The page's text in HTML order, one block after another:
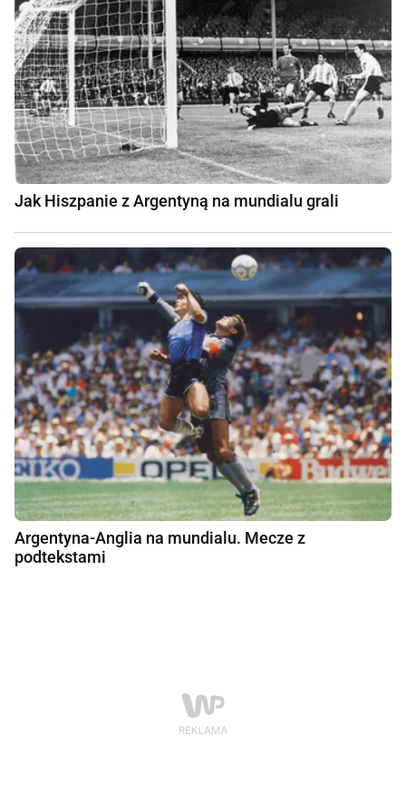
Jak Hiszpanie z Argentyną na mundialu grali
Argentyna-Anglia na mundialu. Mecze z
podtekstami